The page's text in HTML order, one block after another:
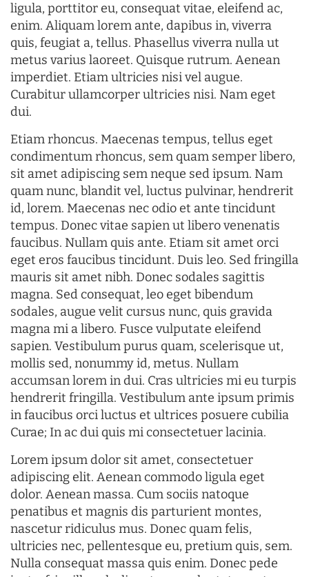
ligula, porttitor eu, consequat vitae, eleifend ac,
enim. Aliquam lorem ante, dapibus in, viverra
quis, feugiat a, tellus. Phasellus viverra nulla ut
metus varius laoreet. Quisque rutrum. Aenean
imperdiet. Etiam ultricies nisi vel augue.
Curabitur ullamcorper ultricies nisi. Nam eget
dui.
Etiam rhoncus. Maecenas tempus, tellus eget
condimentum rhoncus, sem quam semper libero,
sit amet adipiscing sem neque sed ipsum. Nam
quam nunc, blandit vel, luctus pulvinar, hendrerit
id, lorem. Maecenas nec odio et ante tincidunt
tempus. Donec vitae sapien ut libero venenatis
faucibus. Nullam quis ante. Etiam sit amet orci
eget eros faucibus tincidunt. Duis leo. Sed fringilla
mauris sit amet nibh. Donec sodales sagittis
magna. Sed consequat, leo eget bibendum
sodales, augue velit cursus nunc, quis gravida
magna mi a libero. Fusce vulputate eleifend
sapien. Vestibulum purus quam, scelerisque ut,
mollis sed, nonummy id, metus. Nullam
accumsan lorem in dui. Cras ultricies mi eu turpis
hendrerit fringilla. Vestibulum ante ipsum primis
in faucibus orci luctus et ultrices posuere cubilia
Curae; In ac dui quis mi consectetuer lacinia.
Lorem ipsum dolor sit amet, consectetuer
adipiscing elit. Aenean commodo ligula eget
dolor. Aenean massa. Cum sociis natoque
penatibus et magnis dis parturient montes,
nascetur ridiculus mus. Donec quam felis,
ultricies nec, pellentesque eu, pretium quis, sem.
Nulla consequat massa quis enim. Donec pede